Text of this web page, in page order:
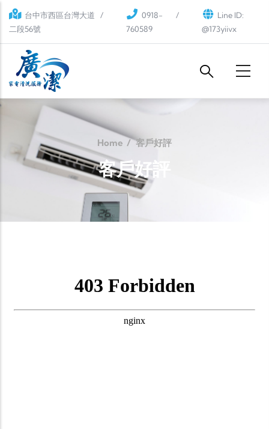
Skip to main content
台中市西區台灣大道
二段56號
0918-
760589
Line ID:
@173yiivx
Home / 客戶好評
客戶好評